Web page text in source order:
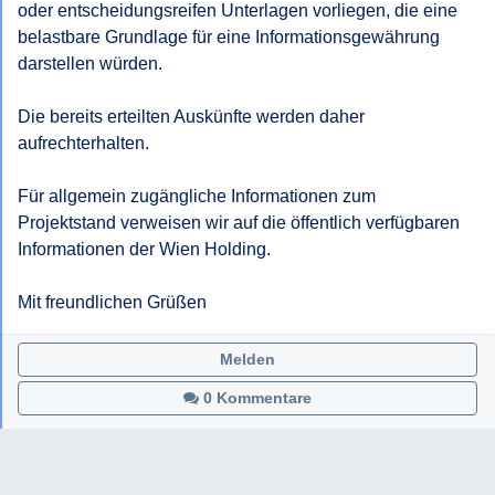
oder entscheidungsreifen Unterlagen vorliegen, die eine
belastbare Grundlage für eine Informationsgewährung
darstellen würden.
Die bereits erteilten Auskünfte werden daher
aufrechterhalten.
Für allgemein zugängliche Informationen zum
Projektstand verweisen wir auf die öffentlich verfügbaren
Informationen der Wien Holding.
Mit freundlichen Grüßen
0 Kommentare
Melden